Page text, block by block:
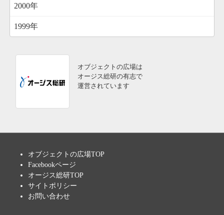
2000年
1999年
オブジェクトの広場は
オージス総研の有志で
運営されています
オブジェクトの広場TOP
Facebookページ
オージス総研TOP
サイトポリシー
お問い合わせ